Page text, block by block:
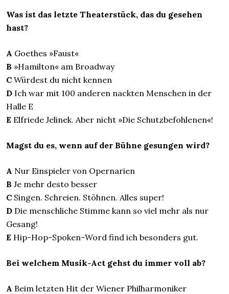
Was ist das letzte Theaterstück, das du gesehen
hast?
A Goethes »Faust«
B »Hamilton« am Broadway
C Würdest du nicht kennen
D Ich war mit 100 anderen nackten Menschen in der
Halle E
E Elfriede Jelinek. Aber nicht »Die Schutzbefohlenen«!
Magst du es, wenn auf der Bühne gesungen wird?
A Nur Einspieler von Opernarien
B Je mehr desto besser
C Singen. Schreien. Stöhnen. Alles super!
D Die menschliche Stimme kann so viel mehr als nur
Gesang!
E Hip-Hop-Spoken-Word find ich besonders gut.
Bei welchem Musik-Act gehst du immer voll ab?
A Beim letzten Hit der Wiener Philharmoniker